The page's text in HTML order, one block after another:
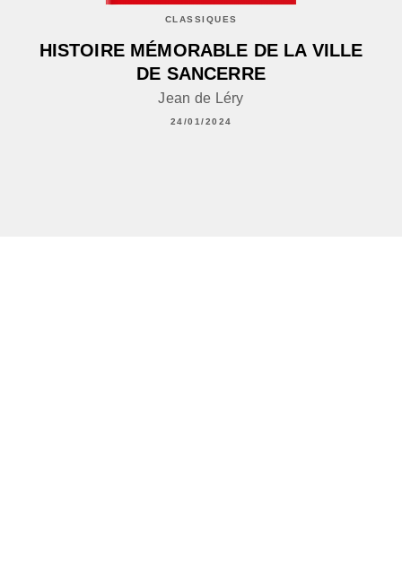
CLASSIQUES
HISTOIRE MÉMORABLE DE LA VILLE
DE SANCERRE
Jean de Léry
24/01/2024